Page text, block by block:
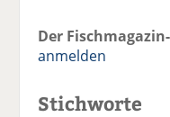
Der
anmelden
Stichworte